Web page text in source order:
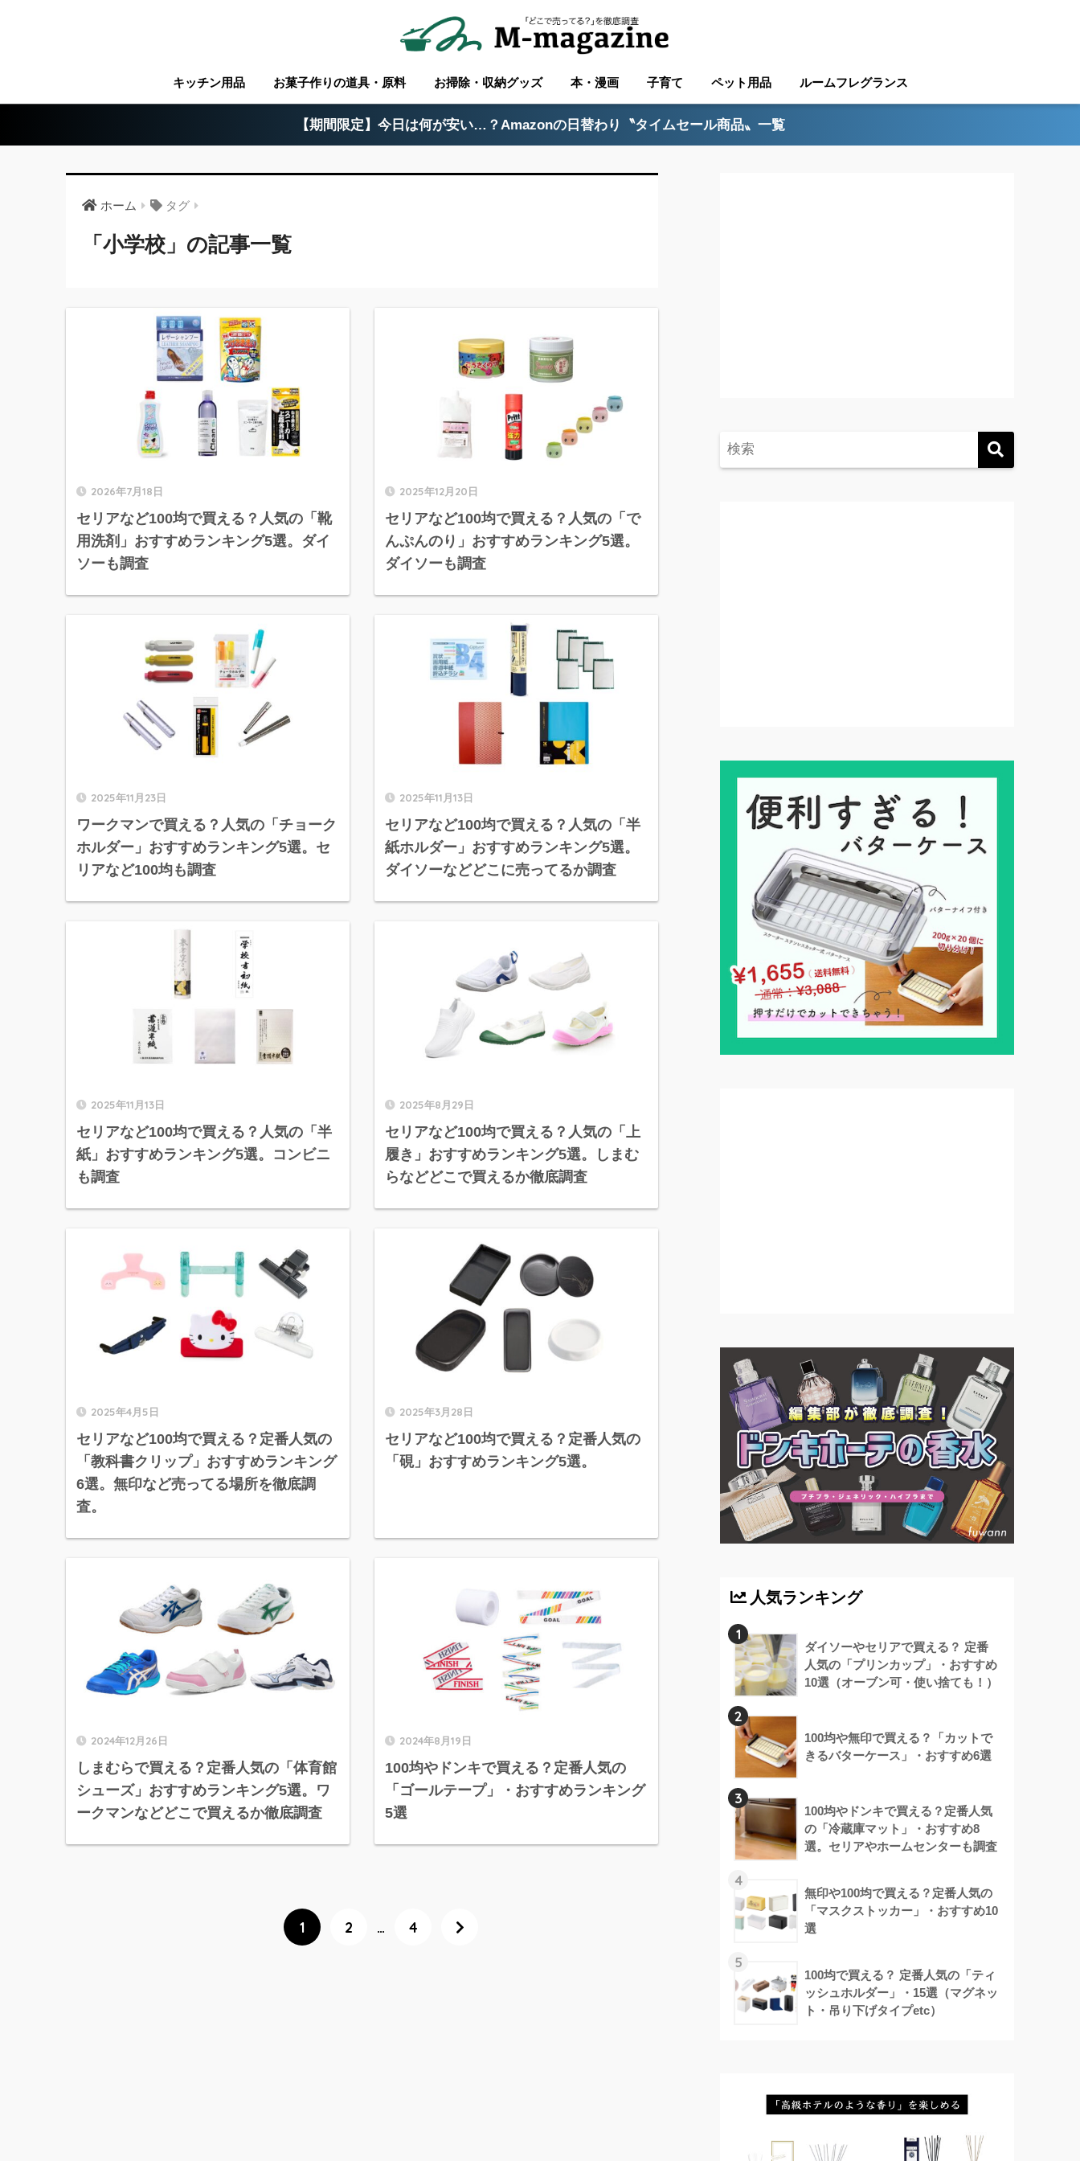
キッチン用品 お菓子作りの道具・原料 お掃除・収納グッズ 本・漫画 子育て ペット用品 ルームフレグランス
【期間限定】今日は何が安い…？Amazonの日替わり〝タイムセール商品〟一覧
ホーム タグ
「小学校」の記事一覧
2026年7月18日
セリアなど100均で買える？人気の「靴
用洗剤」おすすめランキング5選。ダイ
ソーも調査
2025年12月20日
セリアなど100均で買える？人気の「で
んぷんのり」おすすめランキング5選。
ダイソーも調査
2025年11月23日
ワークマンで買える？人気の「チョーク
ホルダー」おすすめランキング5選。セ
リアなど100均も調査
2025年11月13日
セリアなど100均で買える？人気の「半
紙ホルダー」おすすめランキング5選。
ダイソーなどどこに売ってるか調査
2025年11月13日
セリアなど100均で買える？人気の「半
紙」おすすめランキング5選。コンビニ
も調査
2025年8月29日
セリアなど100均で買える？人気の「上
履き」おすすめランキング5選。しまむ
らなどどこで買えるか徹底調査
2025年4月5日
セリアなど100均で買える？定番人気の
「教科書クリップ」おすすめランキング
6選。無印など売ってる場所を徹底調
査。
2025年3月28日
セリアなど100均で買える？定番人気の
「硯」おすすめランキング5選。
2024年12月26日
しまむらで買える？定番人気の「体育館
シューズ」おすすめランキング5選。ワ
ークマンなどどこで買えるか徹底調査
2024年8月19日
100均やドンキで買える？定番人気の
「ゴールテープ」・おすすめランキング
5選
1 2 … 4
人気ランキング
1
ダイソーやセリアで買える？ 定番
人気の「プリンカップ」・おすすめ
10選（オーブン可・使い捨ても！）
2
100均や無印で買える？「カットで
きるバターケース」・おすすめ6選
3
100均やドンキで買える？定番人気
の「冷蔵庫マット」・おすすめ8
選。セリアやホームセンターも調査
4
無印や100均で買える？定番人気の
「マスクストッカー」・おすすめ10
選
5
100均で買える？ 定番人気の「ティ
ッシュホルダー」・15選（マグネッ
ト・吊り下げタイプetc）